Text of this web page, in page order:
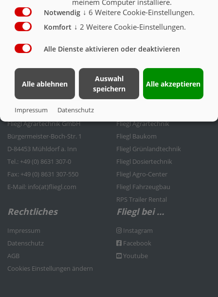
Umrissleuchten (hinten weiss/rot)
Positionsleuchten vorne weiss O
4 Warntafel beleuchtet, ausziehbar auf 3000 mm
Fliegl Agrartechnik GmbH
Bürgermeister-Boch-Str. 1
D-84453 Mühldorf a. Inn
Tel.: +49 (0) 8631 307-0
Fax: +49 (0) 8631 307-550
E-Mail: info(at)fliegl.com
Fliegl Agrartechnik
Fliegl Baukom
Fliegl Grünlandtechnik
Fliegl Dosiertechnik
Fliegl Agro-Center
Fliegl Fahrzeugbau
RPS Trailer Rental
Rechtliches
Impressum
Datenschutz
AGB
Cookies Einstellungen ändern
Fliegl bei …
Instagram
Facebook
Youtube
meinem Computer installiere.
Notwendig ↓ 6 Weitere Cookie-Einstellungen.
Komfort ↓ 2 Weitere Cookie-Einstellungen.
Alle Dienste aktivieren oder deaktivieren
Alle ablehnen
Auswahl
speichern
Alle akzeptieren
Impressum Datenschutz